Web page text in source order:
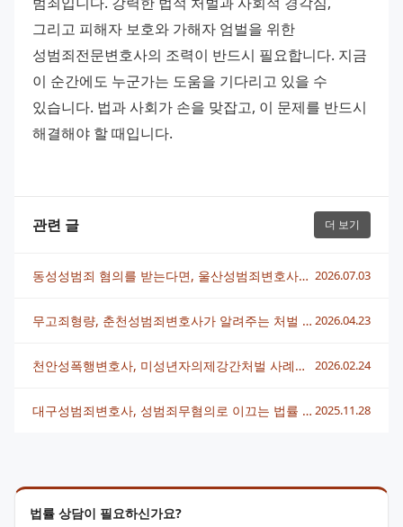
법률 상담이 필요하신가요?
그리고 피해자 보호와 가해자 엄벌을 위한
성범죄전문변호사의 조력이 반드시 필요합니다. 지금
이 순간에도 누군가는 도움을 기다리고 있을 수
있습니다. 법과 사회가 손을 맞잡고, 이 문제를 반드시
해결해야 할 때입니다.
관련 글 더 보기
동성성범죄 혐의를 받는다면, 울산성범죄변호사와 대응 전략 완전 정리 2026.07.03
무고죄형량, 춘천성범죄변호사가 알려주는 처벌 수위와 대응법 2026.04.23
천안성폭행변호사, 미성년자의제강간처벌 사례와 대응방안 총정리 2026.02.24
대구성범죄변호사, 성범죄무혐의로 이끄는 법률 조력 방법 2025.11.28